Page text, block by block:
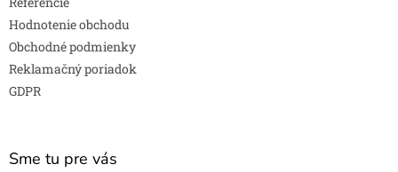
Hodnotenie obchodu
Obchodné podmienky
Reklamačný poriadok
GDPR
Sme tu pre vás